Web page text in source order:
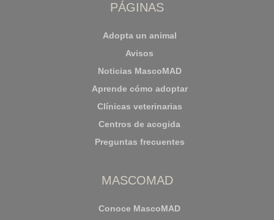
PÁGINAS
Adopta un animal
Avisos
Noticias MascoMAD
Aprende cómo adoptar
Clínicas veterinarias
Centros de acogida
Preguntas frecuentes
MASCOMAD
Conoce MascoMAD